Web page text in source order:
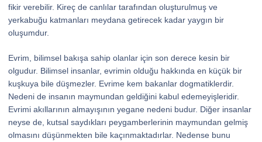
fikir verebilir. Kireç de canlılar tarafından oluşturulmuş ve
yerkabuğu katmanları meydana getirecek kadar yaygın bir
oluşumdur.
Evrim, bilimsel bakışa sahip olanlar için son derece kesin bir
olgudur. Bilimsel insanlar, evrimin olduğu hakkında en küçük bir
kuşkuya bile düşmezler. Evrime kem bakanlar dogmatiklerdir.
Nedeni de insanın maymundan geldiğini kabul edemeyişleridir.
Evrimi akıllarının almayışının yegane nedeni budur. Diğer insanlar
neyse de, kutsal saydıkları peygamberlerinin maymundan gelmiş
olmasını düşünmekten bile kaçınmaktadırlar. Nedense bunu